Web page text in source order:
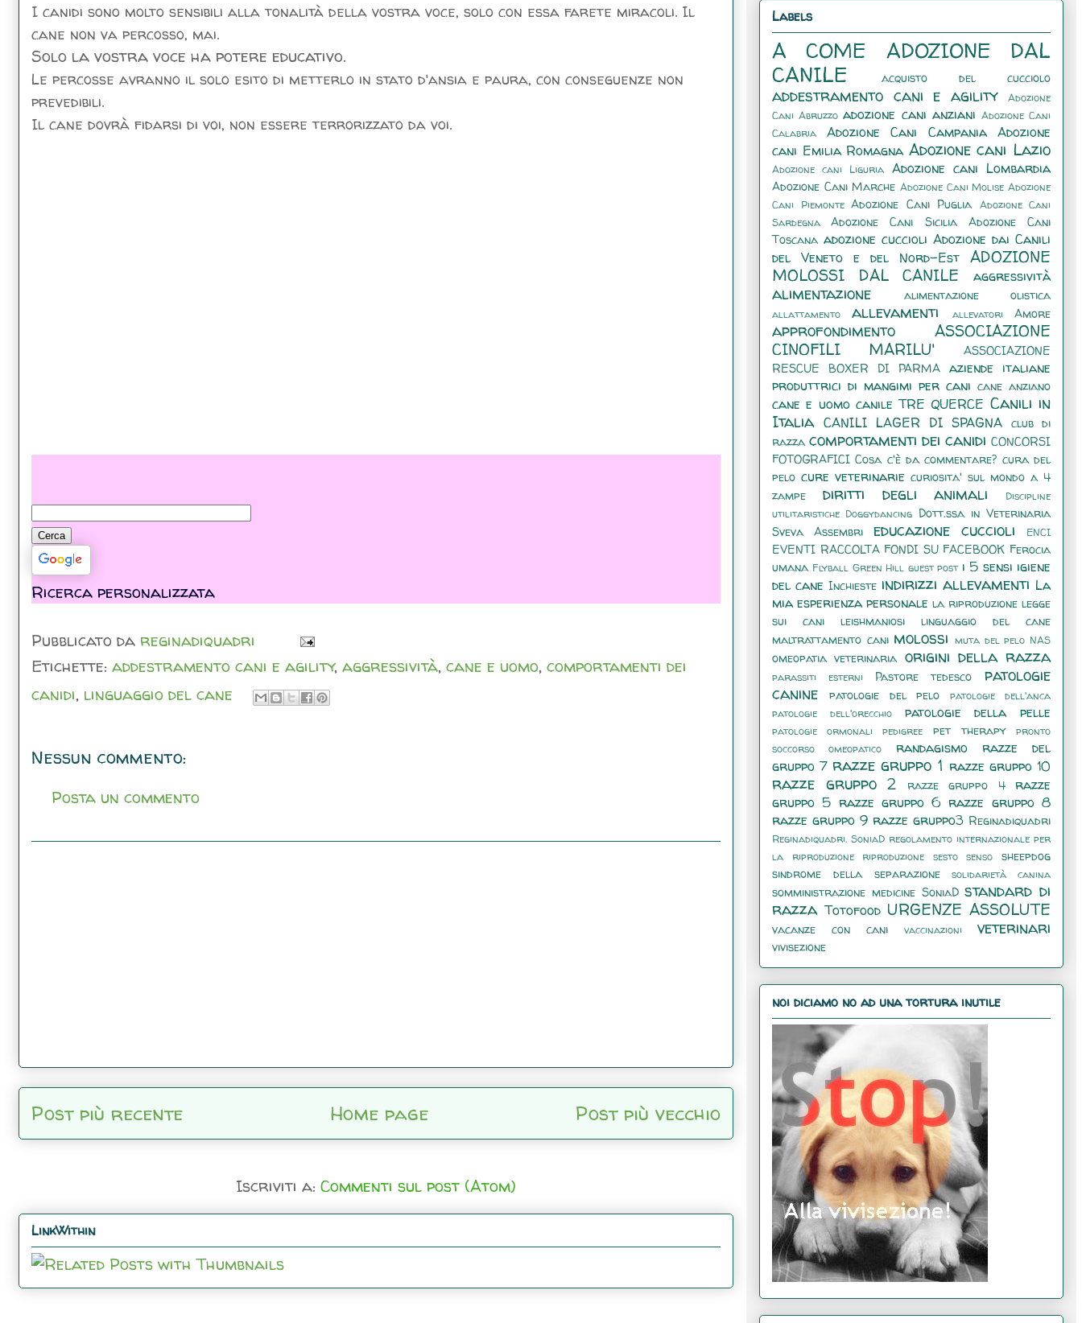
I canidi sono molto sensibili alla tonalità della vostra voce, solo con essa farete miracoli. Il
cane non va percosso, mai.
Solo la vostra voce ha potere educativo.
Le percosse avranno il solo esito di metterlo in stato d'ansia e paura, con conseguenze non
prevedibili.
Il cane dovrà fidarsi di voi, non essere terrorizzato da voi.
Ricerca personalizzata
Pubblicato da reginadiquadri
Etichette: addestramento cani e agility, aggressività, cane e uomo, comportamenti dei
canidi, linguaggio del cane
Nessun commento:
Posta un commento
Post più recente Post più vecchio
Home page
Iscriviti a: Commenti sul post (Atom)
LinkWithin
Labels
A COME ADOZIONE DAL
CANILE
acquisto del cucciolo
addestramento cani e agility
Adozione
Cani Abruzzo adozione cani anziani Adozione Cani
Calabria
Adozione Cani Campania
Adozione
cani Emilia Romagna Adozione cani Lazio
Adozione cani Liguria Adozione cani Lombardia
Adozione Cani Marche Adozione Cani Molise Adozione
Cani Piemonte Adozione Cani Puglia Adozione Cani
Sardegna
Adozione Cani Sicilia
Adozione Cani
Toscana adozione cuccioli Adozione dai Canili
del Veneto e del Nord-Est ADOZIONE
MOLOSSI DAL CANILE
aggressività
alimentazione alimentazione olistica
allattamento allevamenti allevatori Amore
approfondimento
ASSOCIAZIONE
CINOFILI MARILU'
ASSOCIAZIONE
RESCUE BOXER DI PARMA aziende italiane
produttrici di mangimi per cani cane anziano
cane e uomo canile TRE QUERCE Canili in
Italia CANILI LAGER DI SPAGNA club di
razza comportamenti dei canidi CONCORSI
FOTOGRAFICI Cosa c'è da commentare? cura del
pelo cure veterinarie curiosita' sul mondo a 4
zampe
diritti degli animali
Discipline
utilitaristiche Doggydancing Dott.ssa in Veterinaria
Sveva Assembri
educazione cuccioli ENCI
EVENTI RACCOLTA FONDI SU FACEBOOK Ferocia
umana Flyball Green Hill guest post i 5 sensi igiene
del cane Inchieste indirizzi allevamenti La
mia esperienza personale la riproduzione legge
sui cani
leishmaniosi
linguaggio del cane
maltrattamento cani molossi muta del pelo NAS
omeopatia veterinaria origini della razza
parassiti esterni Pastore tedesco
patologie
canine
patologie del pelo
patologie dell'anca
patologie dell'orecchio
patologie della pelle
patologie ormonali pedigree pet therapy
pronto
soccorso omeopatico
randagismo
razze del
gruppo 7 razze gruppo 1 razze gruppo 10
razze gruppo 2 razze gruppo 4
razze
gruppo 5 razze gruppo 6 razze gruppo 8
razze gruppo 9 razze gruppo3 Reginadiquadri
Reginadiquadri. SoniaD regolamento internazionale per
la riproduzione
riproduzione sesto senso
sheepdog
sindrome della separazione
solidarietà canina
somministrazione medicine SoniaD standard di
razza Totofood URGENZE ASSOLUTE
vacanze con cani vaccinazioni veterinari
vivisezione
noi diciamo no ad una tortura inutile